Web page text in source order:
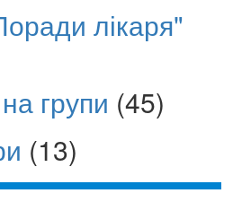
лікаря"
групи (45)
(13)